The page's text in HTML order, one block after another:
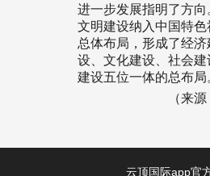
进一步发展指明了方
文明建设纳入中国特
总体布局，形成了经
设、文化建设、社会建
建设五位一体的总布局
（来
云顶国际app官